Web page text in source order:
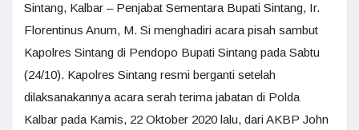
Sintang, Kalbar – Penjabat Sementara Bupati Sintang, Ir.
Florentinus Anum, M. Si menghadiri acara pisah sambut
Kapolres Sintang di Pendopo Bupati Sintang pada Sabtu
(24/10). Kapolres Sintang resmi berganti setelah
dilaksanakannya acara serah terima jabatan di Polda
Kalbar pada Kamis, 22 Oktober 2020 lalu, dari AKBP John